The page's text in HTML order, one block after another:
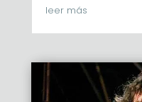
leer más